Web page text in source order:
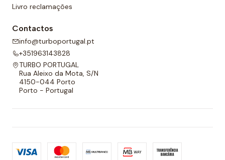
Livro reclamações
Contactos
info@turboportugal.pt
+351963143828
TURBO PORTUGAL
Rua Aleixo da Mota, S/N
4150-044 Porto
Porto - Portugal